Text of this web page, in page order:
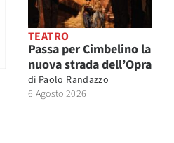
TEATRO
Passa per Cimbelino la
nuova strada dell’Opra
di Paolo Randazzo
6 Agosto 2026